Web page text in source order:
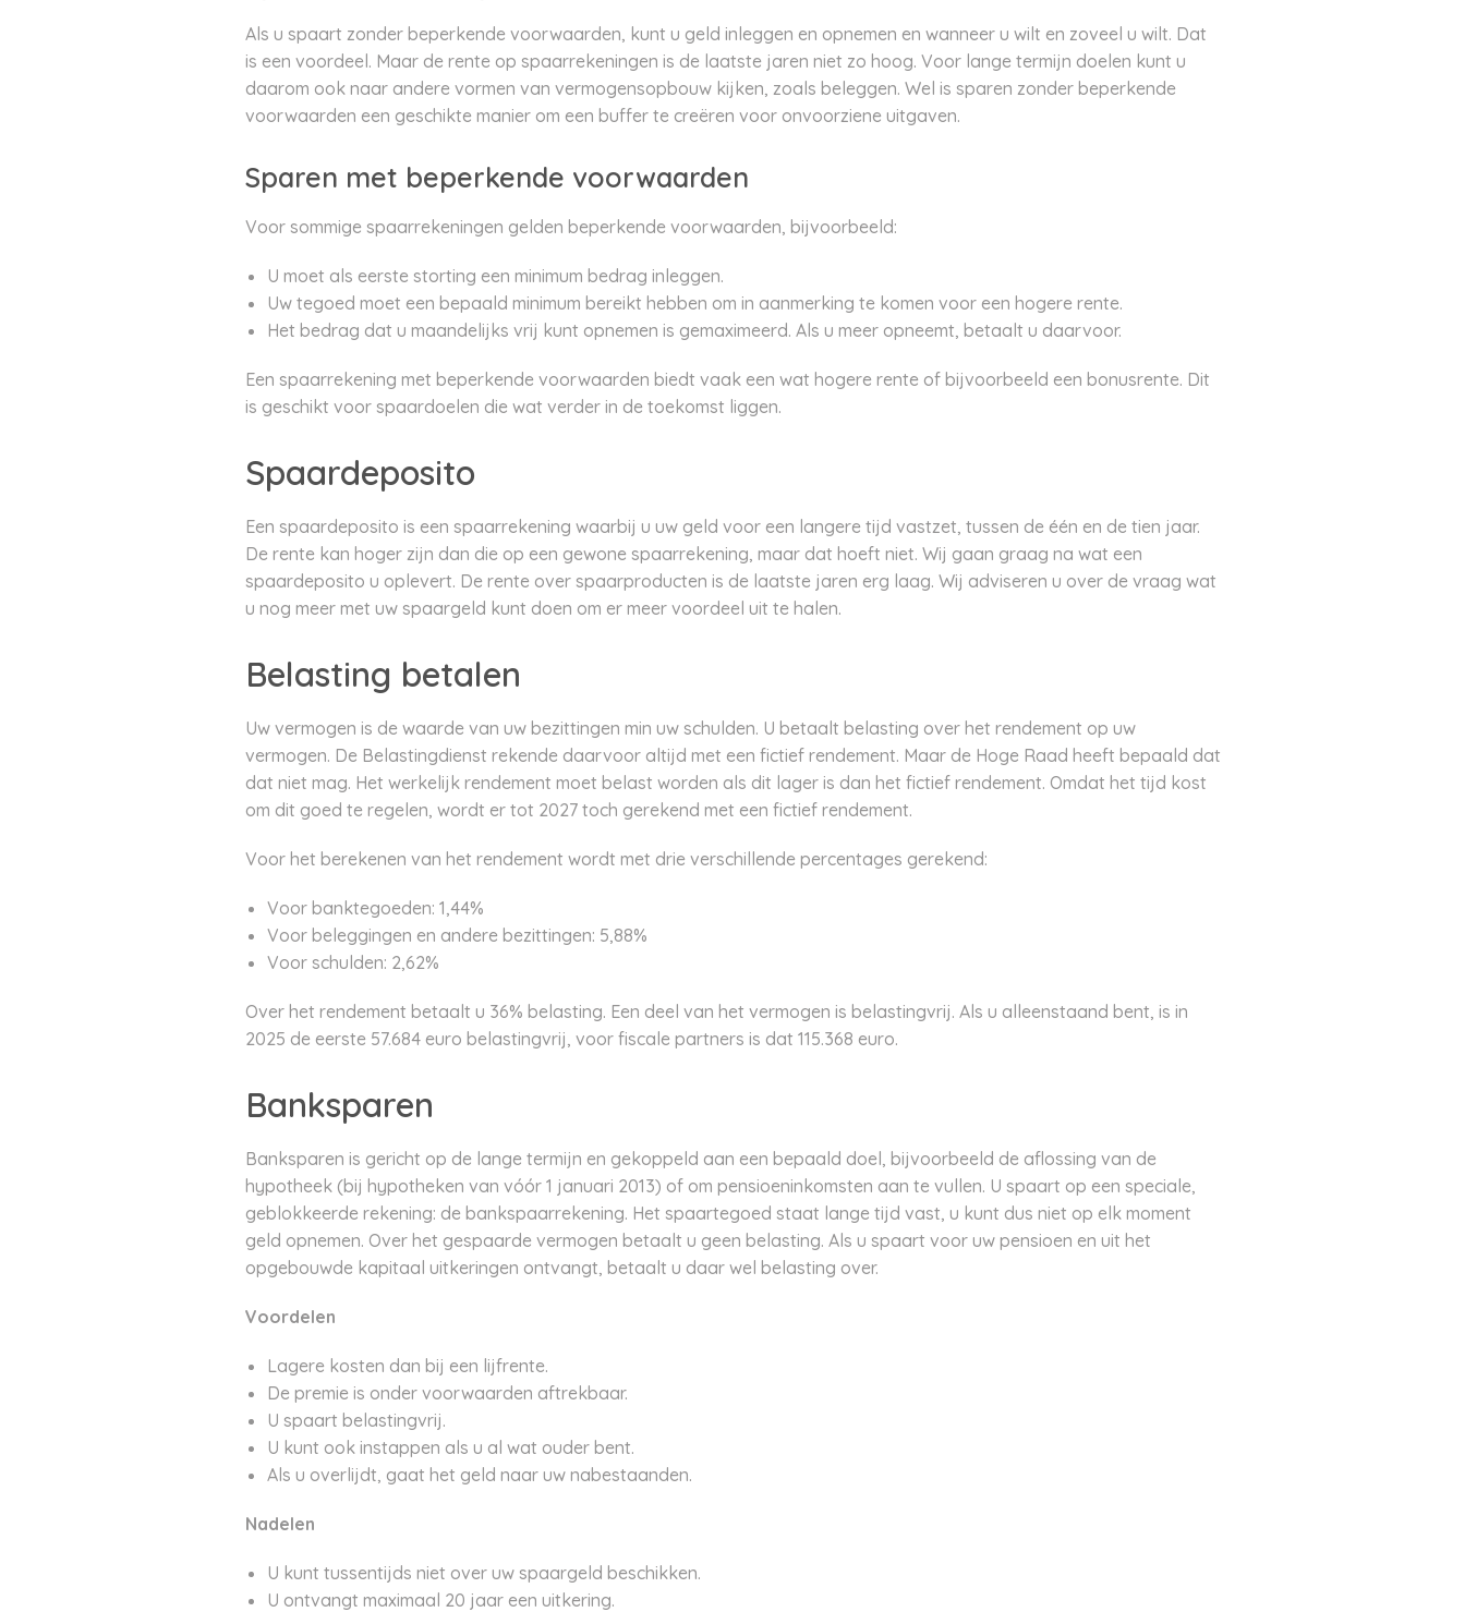
Als u spaart zonder beperkende voorwaarden, kunt u geld inleggen en opnemen en wanneer u wilt en zoveel u wilt. Dat
is een voordeel. Maar de rente op spaarrekeningen is de laatste jaren niet zo hoog. Voor lange termijn doelen kunt u
daarom ook naar andere vormen van vermogensopbouw kijken, zoals beleggen. Wel is sparen zonder beperkende
voorwaarden een geschikte manier om een buffer te creëren voor onvoorziene uitgaven.
Sparen met beperkende voorwaarden
Voor sommige spaarrekeningen gelden beperkende voorwaarden, bijvoorbeeld:
U moet als eerste storting een minimum bedrag inleggen.
Uw tegoed moet een bepaald minimum bereikt hebben om in aanmerking te komen voor een hogere rente.
Het bedrag dat u maandelijks vrij kunt opnemen is gemaximeerd. Als u meer opneemt, betaalt u daarvoor.
Een spaarrekening met beperkende voorwaarden biedt vaak een wat hogere rente of bijvoorbeeld een bonusrente. Dit
is geschikt voor spaardoelen die wat verder in de toekomst liggen.
Spaardeposito
Een spaardeposito is een spaarrekening waarbij u uw geld voor een langere tijd vastzet, tussen de één en de tien jaar.
De rente kan hoger zijn dan die op een gewone spaarrekening, maar dat hoeft niet. Wij gaan graag na wat een
spaardeposito u oplevert. De rente over spaarproducten is de laatste jaren erg laag. Wij adviseren u over de vraag wat
u nog meer met uw spaargeld kunt doen om er meer voordeel uit te halen.
Belasting betalen
Uw vermogen is de waarde van uw bezittingen min uw schulden. U betaalt belasting over het rendement op uw
vermogen. De Belastingdienst rekende daarvoor altijd met een fictief rendement. Maar de Hoge Raad heeft bepaald dat
dat niet mag. Het werkelijk rendement moet belast worden als dit lager is dan het fictief rendement. Omdat het tijd kost
om dit goed te regelen, wordt er tot 2027 toch gerekend met een fictief rendement.
Voor het berekenen van het rendement wordt met drie verschillende percentages gerekend:
Voor banktegoeden: 1,44%
Voor beleggingen en andere bezittingen: 5,88%
Voor schulden: 2,62%
Over het rendement betaalt u 36% belasting. Een deel van het vermogen is belastingvrij. Als u alleenstaand bent, is in
2025 de eerste 57.684 euro belastingvrij, voor fiscale partners is dat 115.368 euro.
Banksparen
Banksparen is gericht op de lange termijn en gekoppeld aan een bepaald doel, bijvoorbeeld de aflossing van de
hypotheek (bij hypotheken van vóór 1 januari 2013) of om pensioeninkomsten aan te vullen. U spaart op een speciale,
geblokkeerde rekening: de bankspaarrekening. Het spaartegoed staat lange tijd vast, u kunt dus niet op elk moment
geld opnemen. Over het gespaarde vermogen betaalt u geen belasting. Als u spaart voor uw pensioen en uit het
opgebouwde kapitaal uitkeringen ontvangt, betaalt u daar wel belasting over.
Voordelen
Lagere kosten dan bij een lijfrente.
De premie is onder voorwaarden aftrekbaar.
U spaart belastingvrij.
U kunt ook instappen als u al wat ouder bent.
Als u overlijdt, gaat het geld naar uw nabestaanden.
Nadelen
U kunt tussentijds niet over uw spaargeld beschikken.
U ontvangt maximaal 20 jaar een uitkering.